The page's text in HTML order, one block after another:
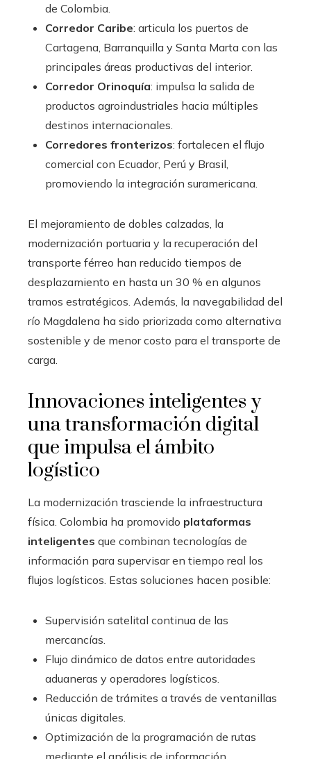
de Colombia.
Corredor Caribe: articula los puertos de
Cartagena, Barranquilla y Santa Marta con las
principales áreas productivas del interior.
Corredor Orinoquía: impulsa la salida de
productos agroindustriales hacia múltiples
destinos internacionales.
Corredores fronterizos: fortalecen el flujo
comercial con Ecuador, Perú y Brasil,
promoviendo la integración suramericana.
El mejoramiento de dobles calzadas, la
modernización portuaria y la recuperación del
transporte férreo han reducido tiempos de
desplazamiento en hasta un 30 % en algunos
tramos estratégicos. Además, la navegabilidad del
río Magdalena ha sido priorizada como alternativa
sostenible y de menor costo para el transporte de
carga.
Innovaciones inteligentes y
una transformación digital
que impulsa el ámbito
logístico
La modernización trasciende la infraestructura
física. Colombia ha promovido plataformas
inteligentes que combinan tecnologías de
información para supervisar en tiempo real los
flujos logísticos. Estas soluciones hacen posible:
Supervisión satelital continua de las
mercancías.
Flujo dinámico de datos entre autoridades
aduaneras y operadores logísticos.
Reducción de trámites a través de ventanillas
únicas digitales.
Optimización de la programación de rutas
mediante el análisis de información.